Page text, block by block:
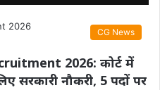
CG News
2026: कोर्ट में
सरकारी नौकरी, 5 पदों पर